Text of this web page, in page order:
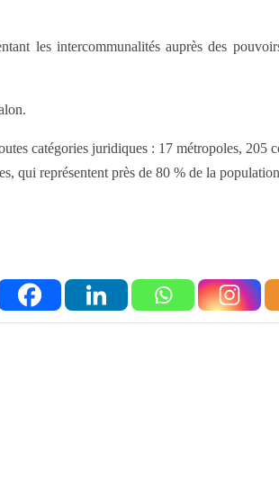
les intercommunalités auprès des
catégories juridiques : 17 métropoles,
qui représentent près de 80 % de la